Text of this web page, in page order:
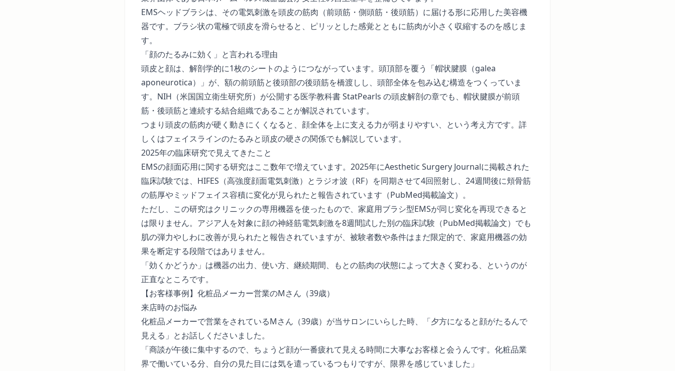
EMSヘッドブラシは、その電気刺激を頭皮の筋肉（前頭筋・側頭筋・後頭筋）に届ける形に応用した美容機
器です。ブラシ状の電極で頭皮を滑らせると、ピリッとした感覚とともに筋肉が小さく収縮するのを感じま
す。
「顔のたるみに効く」と言われる理由
頭皮と顔は、解剖学的に1枚のシートのようにつながっています。頭頂部を覆う「帽状腱膜（galea
aponeurotica）」が、額の前頭筋と後頭部の後頭筋を橋渡しし、頭部全体を包み込む構造をつくっていま
す。NIH（米国国立衛生研究所）が公開する医学教科書 StatPearls の頭皮解剖の章でも、帽状腱膜が前頭
筋・後頭筋と連続する結合組織であることが解説されています。
つまり頭皮の筋肉が硬く動きにくくなると、顔全体を上に支える力が弱まりやすい、という考え方です。詳
しくはフェイスラインのたるみと頭皮の硬さの関係でも解説しています。
2025年の臨床研究で見えてきたこと
EMSの顔面応用に関する研究はここ数年で増えています。2025年にAesthetic Surgery Journalに掲載された
臨床試験では、HIFES（高強度顔面電気刺激）とラジオ波（RF）を同期させて4回照射し、24週間後に頬骨筋
の筋厚やミッドフェイス容積に変化が見られたと報告されています（PubMed掲載論文）。
ただし、この研究はクリニックの専用機器を使ったもので、家庭用ブラシ型EMSが同じ変化を再現できると
は限りません。アジア人を対象に顔の神経筋電気刺激を8週間試した別の臨床試験（PubMed掲載論文）でも
肌の弾力やしわに改善が見られたと報告されていますが、被験者数や条件はまだ限定的で、家庭用機器の効
果を断定する段階ではありません。
「効くかどうか」は機器の出力、使い方、継続期間、もとの筋肉の状態によって大きく変わる、というのが
正直なところです。
【お客様事例】化粧品メーカー営業のMさん（39歳）
来店時のお悩み
化粧品メーカーで営業をされているMさん（39歳）が当サロンにいらした時、「夕方になると顔がたるんで
見える」とお話しくださいました。
「商談が午後に集中するので、ちょうど顔が一番疲れて見える時間に大事なお客様と会うんです。化粧品業
界で働いている分、自分の見た目には気を遣っているつもりですが、限界を感じていました」